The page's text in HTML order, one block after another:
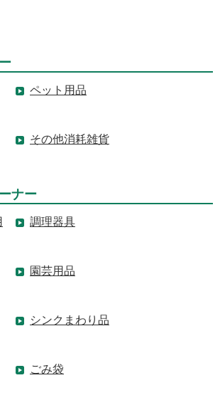
ペット用品
その他消耗雑貨
ナー
調理器具
園芸用品
シンクまわり品
ごみ袋